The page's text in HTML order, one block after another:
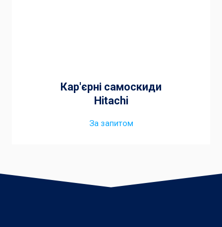
Кар'єрні самоскиди
Hitachi
За запитом